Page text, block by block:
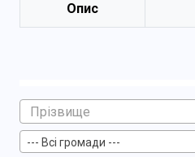
Опис
--- Всі громади ---